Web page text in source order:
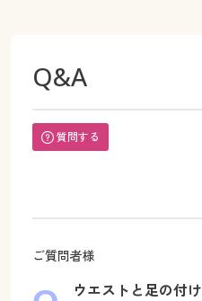
Q&A
質問する
ご質問者様
ウエストと足の付